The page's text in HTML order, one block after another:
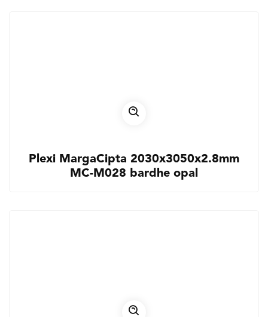
Plexi MargaCipta 2030x3050x2.8mm
MC-M028 bardhe opal